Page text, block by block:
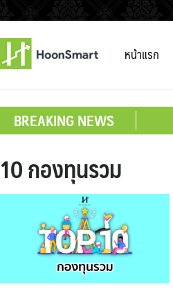
หน้าแรก
BREAKING NEWS
10 กองทุนรวม